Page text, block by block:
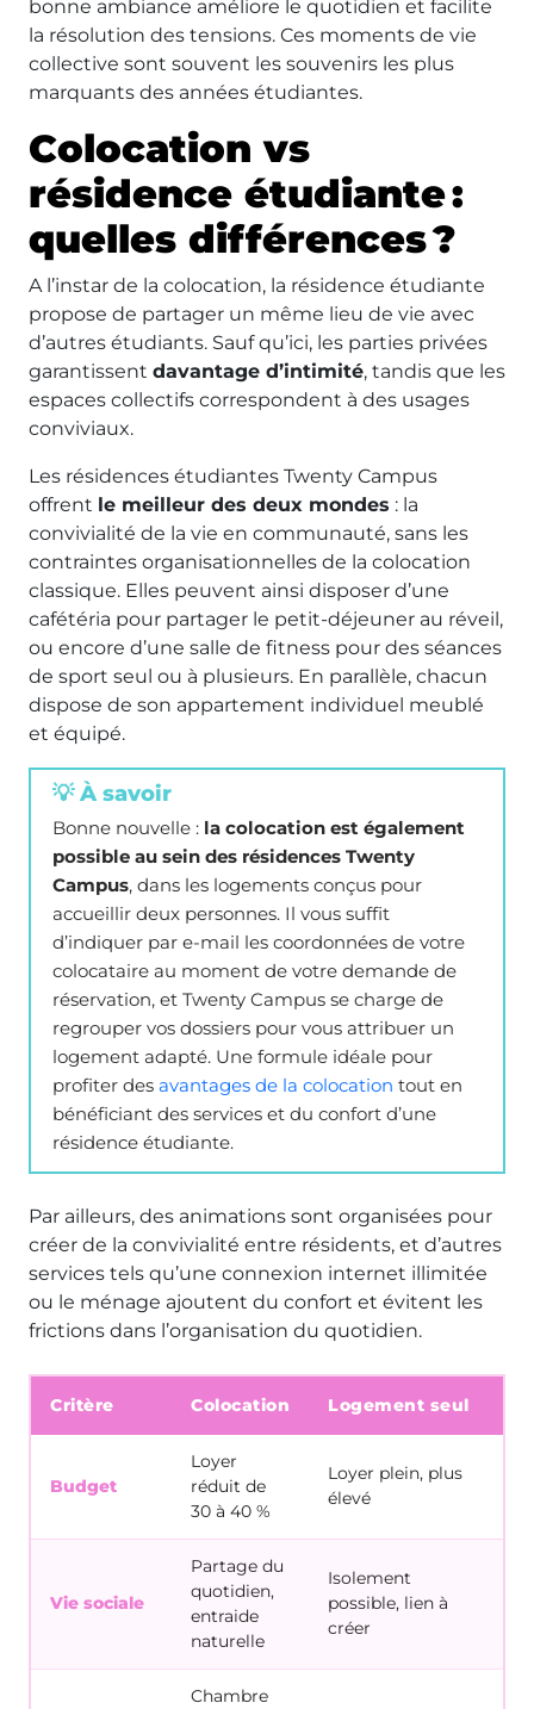
bonne ambiance améliore le quotidien et facilite
la résolution des tensions. Ces moments de vie
collective sont souvent les souvenirs les plus
marquants des années étudiantes.
Colocation vs
résidence étudiante :
quelles différences ?
A l’instar de la colocation, la résidence étudiante
propose de partager un même lieu de vie avec
d’autres étudiants. Sauf qu’ici, les parties privées
garantissent davantage d’intimité, tandis que les
espaces collectifs correspondent à des usages
conviviaux.
Les résidences étudiantes Twenty Campus
offrent le meilleur des deux mondes : la
convivialité de la vie en communauté, sans les
contraintes organisationnelles de la colocation
classique. Elles peuvent ainsi disposer d’une
cafétéria pour partager le petit-déjeuner au réveil,
ou encore d’une salle de fitness pour des séances
de sport seul ou à plusieurs. En parallèle, chacun
dispose de son appartement individuel meublé
et équipé.
💡 À savoir
Bonne nouvelle : la colocation est également
possible au sein des résidences Twenty
Campus, dans les logements conçus pour
accueillir deux personnes. Il vous suffit
d’indiquer par e-mail les coordonnées de votre
colocataire au moment de votre demande de
réservation, et Twenty Campus se charge de
regrouper vos dossiers pour vous attribuer un
logement adapté. Une formule idéale pour
profiter des avantages de la colocation tout en
bénéficiant des services et du confort d’une
résidence étudiante.
Par ailleurs, des animations sont organisées pour
créer de la convivialité entre résidents, et d’autres
services tels qu’une connexion internet illimitée
ou le ménage ajoutent du confort et évitent les
frictions dans l’organisation du quotidien.
Critère Colocation Logement seul
Budget
Loyer
réduit de
30 à 40 %
Loyer plein, plus
élevé
Vie sociale
Partage du
quotidien,
entraide
naturelle
Isolement
possible, lien à
créer
Chambre